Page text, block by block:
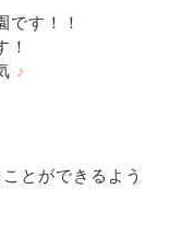
です！！
！
♪
とができるよう